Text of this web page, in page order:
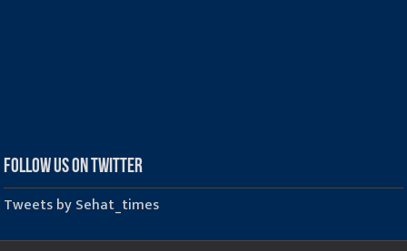
Follow us on Twitter
Tweets by Sehat_times